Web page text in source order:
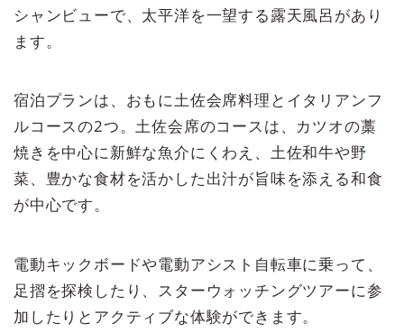
シャンビューで、太平洋を一望する露天風呂があり
ます。
宿泊プランは、おもに土佐会席料理とイタリアンフ
ルコースの2つ。土佐会席のコースは、カツオの藁
焼きを中心に新鮮な魚介にくわえ、土佐和牛や野
菜、豊かな食材を活かした出汁が旨味を添える和食
が中心です。
電動キックボードや電動アシスト自転車に乗って、
足摺を探検したり、スターウォッチングツアーに参
加したりとアクティブな体験ができます。